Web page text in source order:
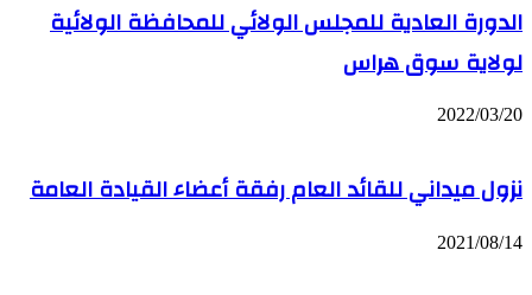
الدورة العادية للمجلس الولائي للمحافظة الولائية
لولاية سوق هراس
2022/03/20
نزول ميداني للقائد العام رفقة أعضاء القيادة العامة
2021/08/14